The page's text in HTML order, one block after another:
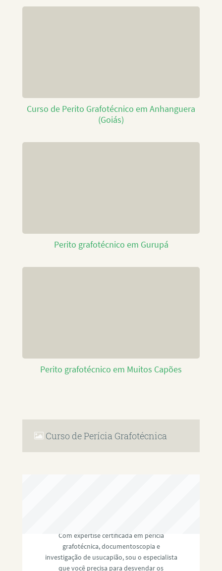
Curso de Perito Grafotécnico em Anhanguera
(Goiás)
Perito grafotécnico em Gurupá
Perito grafotécnico em Muitos Capões
Curso de Perícia Grafotécnica
Com expertise certificada em perícia
grafotécnica, documentoscopia e
investigação de usucapião, sou o especialista
que você precisa para desvendar os